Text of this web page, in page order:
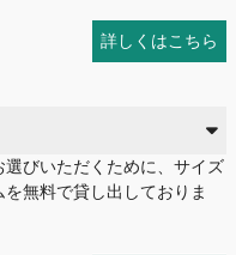
詳しくはこちら
選びいただくために、サイズ
無料で貸し出しておりま